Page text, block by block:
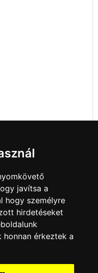
- 2026
javítsa a
hogy személyre
hirdetéseket
érkeztek a